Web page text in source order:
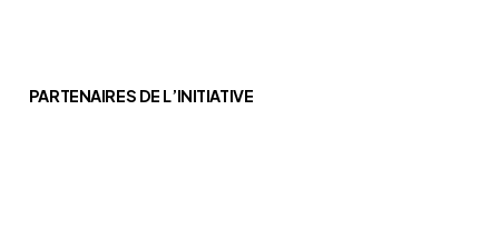
PARTENAIRES DE L’INITIATIVE